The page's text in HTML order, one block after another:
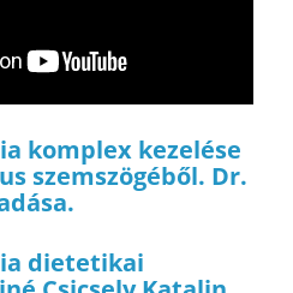
komplex kezelése
szemszögéből. Dr.
dietetikai